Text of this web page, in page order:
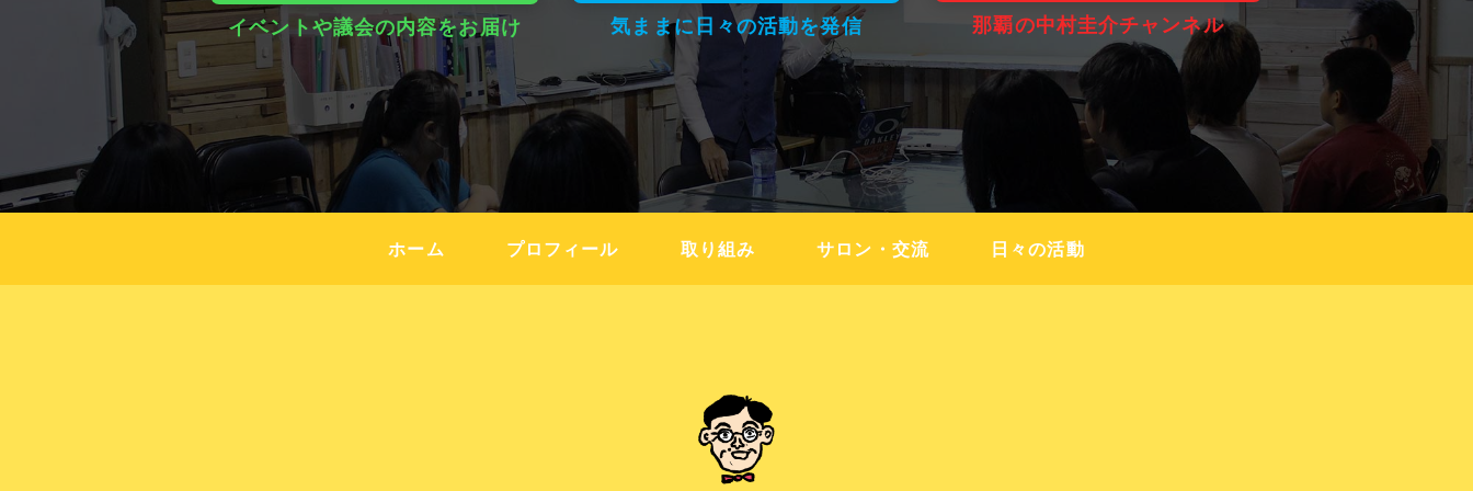
イベントや議会の内容をお届け 気ままに日々の活動を発信 那覇の中村圭介チャンネル
ホーム プロフィール 取り組み サロン・交流 日々の活動